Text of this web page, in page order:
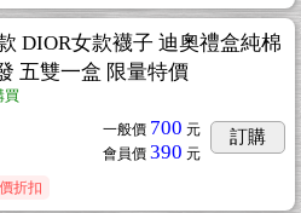
DIOR女款襪子 迪奧禮盒純棉
五雙一盒 限量特價
買
一般價 700 元
會員價 390 元
訂購
折扣